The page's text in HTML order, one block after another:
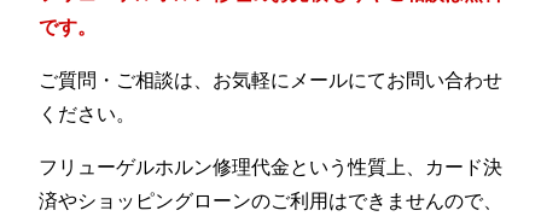
です。
ご質問・ご相談は、お気軽にメールにてお問い合わせ
ください。
フリューゲルホルン修理代金という性質上、カード決
済やショッピングローンのご利用はできませんので、